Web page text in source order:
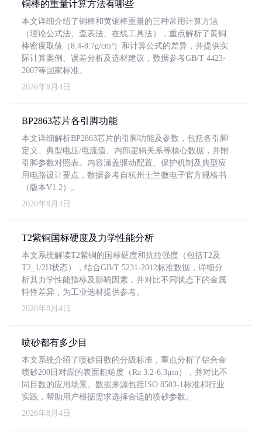
铜棒的重量计算方法有哪些
本文详细介绍了铜棒和黄铜棒重量的三种常用计算方法
（理论公式法、查表法、在线工具法），重点解析了黄铜
棒密度取值（8.4-8.7g/cm³）和计算公式的差异，并提供实
际计算案例、误差分析及选材建议，数据参考GB/T 4423-
2007等国家标准。
2026年8月4日
BP2863芯片各引脚功能
本文详细解析BP2863芯片的引脚功能及参数，包括各引脚
定义、典型电压/电流值、内部逻辑关系等核心数据，并附
引脚参数对照表。内容涵盖驱动配置、保护机制及典型应
用电路设计要点，数据参考自杭州士兰微电子官方规格书
（版本V1.2）。
2026年8月4日
T2紫铜国标硬度及力学性能分析
本文系统解读T2紫铜的国标硬度和抗拉强度（包括T2及
T2_1/2H状态），结合GB/T 5231-2012标准数据，详细分
析其力学性能指标及影响因素，并对比不同状态下的金属
特性差异，为工业选材提供参考。
2026年8月4日
喷砂都有多少目
本文系统介绍了喷砂目数的分级标准，重点分析了铝合金
喷砂200目对应的表面粗糙度（Ra 3.2-6.3μm），并对比不
同目数的应用场景。数据来源包括ISO 8503-1标准和行业
实践，帮助用户根据需求选择合适的喷砂参数。
2026年8月4日